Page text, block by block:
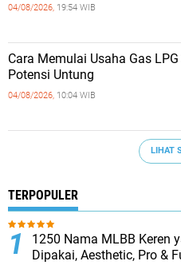
04/08/2026, 19:54 WIB
Cara Memulai Usaha Gas
Potensi Untung
04/08/2026, 10:04 WIB
LIHAT
TERPOPULER
1250 Nama MLBB Keren
Dipakai, Aesthetic, Pro &